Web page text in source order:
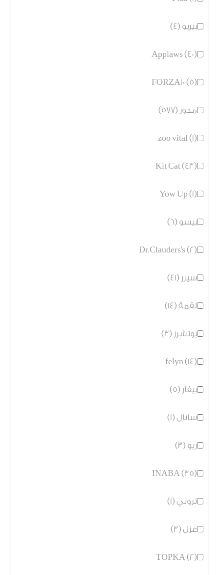
بيربو (4)
Applaws (40)
FORZA10 (5)
مدور (577)
zoo vital (1)
Kit Cat (43)
Yow Up (1)
بيسو (6)
Dr.Clauders's (2)
سيزر (41)
لقمة (14)
بوتشرز (3)
felyn (14)
بيفار (5)
سانال (1)
ريو (3)
INABA (35)
ترولي (1)
غزل (3)
TOPKA (2)